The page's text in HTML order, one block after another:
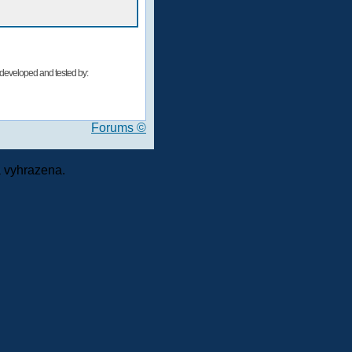
and tested by:
Forums ©
vyhrazena.